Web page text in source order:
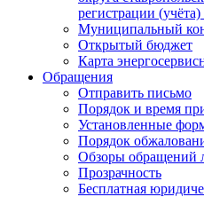
регистрации (учёта)
Муниципальный
Открытый бюджет
Карта
Обращения
Отправить письмо
Порядок и время
Установленные
Порядок
Обзоры обращений
Прозрачность
Бесплатная